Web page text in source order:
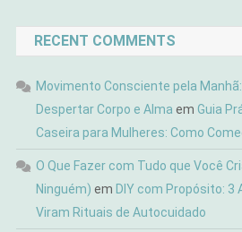
RECENT COMMENTS
Movimento Consciente pela
Despertar Corpo e Alma em Guia
Caseira para Mulheres: Como
O Que Fazer com Tudo que Você
Ninguém) em DIY com Propósito:
Viram Rituais de Autocuidado